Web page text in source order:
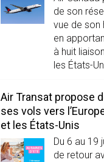
de son
vue de son
en
à huit
les États-
Air Transat propose
ses vols vers
et les États-Unis
Du 6 au 19
de retour